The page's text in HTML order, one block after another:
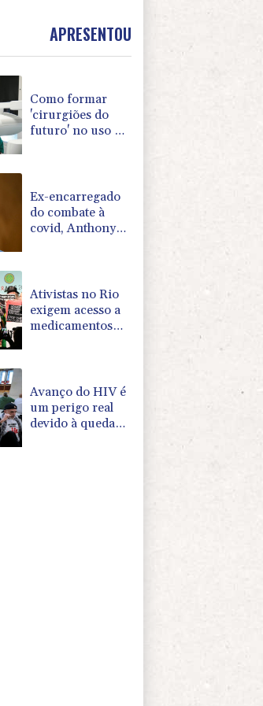
APRESENTOU
Como formar
'cirurgiões do
futuro' no uso de
Ex-encarregado
do combate à
covid, Anthony
Ativistas no Rio
exigem acesso a
medicamentos
Avanço do HIV é
um perigo real
devido à queda